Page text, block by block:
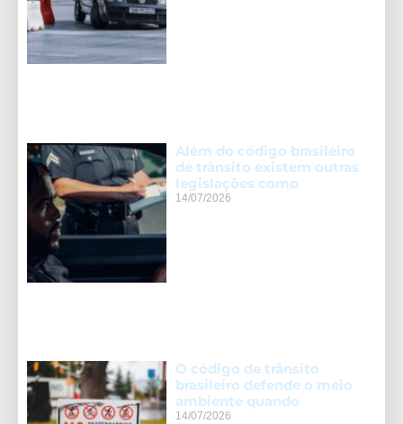
Além do código brasileiro
de trânsito existem outras
legislações como
14/07/2026
O código de trânsito
brasileiro defende o meio
ambiente quando
14/07/2026